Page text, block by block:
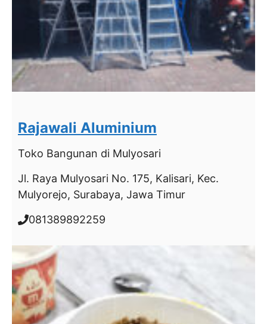
Rajawali Aluminium
Toko Bangunan di Mulyosari
Jl. Raya Mulyosari No. 175, Kalisari, Kec.
Mulyorejo, Surabaya, Jawa Timur
081389892259